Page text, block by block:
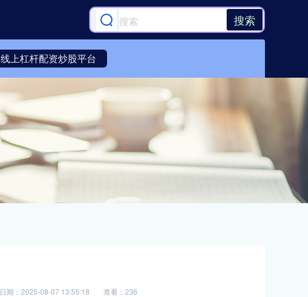
搜索
线上杠杆配资炒股平台
日期：2025-08-07 13:55:18 查看：236